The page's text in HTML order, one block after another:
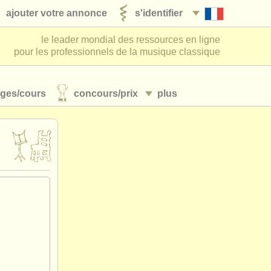
s'identifier
ajouter votre annonce
le leader mondial des ressources en ligne
pour les professionnels de la musique classique
plus
cours concours/prix